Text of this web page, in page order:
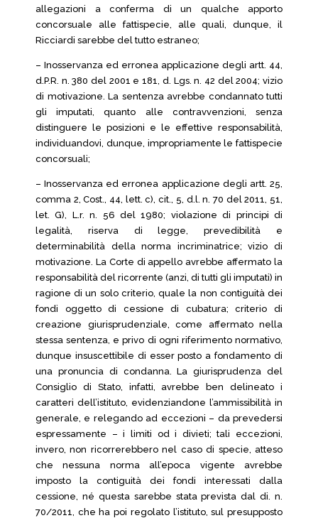
allegazioni a conferma di un qualche apporto
concorsuale alle fattispecie, alle quali, dunque, il
Ricciardi sarebbe del tutto estraneo;
– Inosservanza ed erronea applicazione degli artt. 44,
d.P.R. n. 380 del 2001 e 181, d. Lgs. n. 42 del 2004; vizio
di motivazione. La sentenza avrebbe condannato tutti
gli imputati, quanto alle contravvenzioni, senza
distinguere le posizioni e le effettive responsabilità,
individuandovi, dunque, impropriamente le fattispecie
concorsuali;
– Inosservanza ed erronea applicazione degli artt. 25,
comma 2, Cost., 44, lett. c), cit., 5, d.l. n. 70 del 2011, 51,
let. G), L.r. n. 56 del 1980; violazione di principi di
legalità, riserva di legge, prevedibilità e
determinabilità della norma incriminatrice; vizio di
motivazione. La Corte di appello avrebbe affermato la
responsabilità del ricorrente (anzi, di tutti gli imputati) in
ragione di un solo criterio, quale la non contiguità dei
fondi oggetto di cessione di cubatura; criterio di
creazione giurisprudenziale, come affermato nella
stessa sentenza, e privo di ogni riferimento normativo,
dunque insuscettibile di esser posto a fondamento di
una pronuncia di condanna. La giurisprudenza del
Consiglio di Stato, infatti, avrebbe ben delineato i
caratteri dell’istituto, evidenziandone l’ammissibilità in
generale, e relegando ad eccezioni – da prevedersi
espressamente – i limiti od i divieti; tali eccezioni,
invero, non ricorrerebbero nel caso di specie, atteso
che nessuna norma all’epoca vigente avrebbe
imposto la contiguità dei fondi interessati dalla
cessione, né questa sarebbe stata prevista dal di. n.
70/2011, che ha poi regolato l’istituto, sul presupposto